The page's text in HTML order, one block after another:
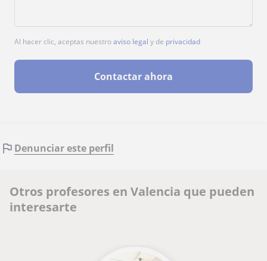
Al hacer clic, aceptas nuestroaviso legal y de privacidad
Contactar ahora
Denunciar este perfil
Otros profesores en Valencia que pueden
interesarte